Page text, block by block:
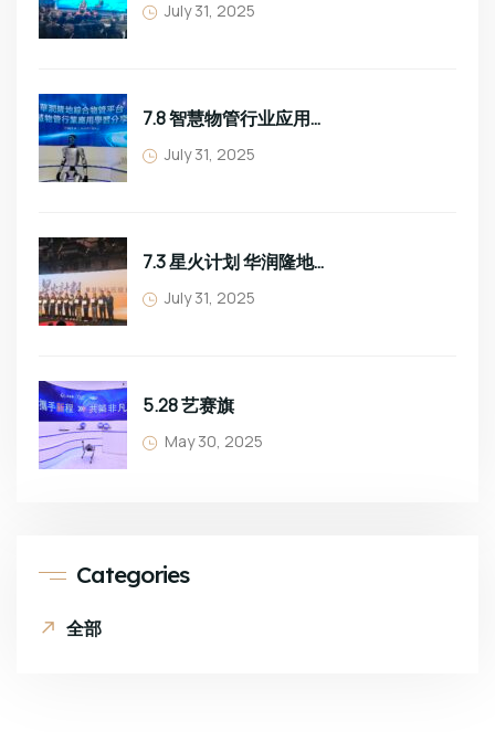
July 31, 2025
7.8 智慧物管行业应用学习分享
July 31, 2025
7.3 星火计划 华润隆地班组长培训
July 31, 2025
5.28 艺赛旗
May 30, 2025
Categories
全部